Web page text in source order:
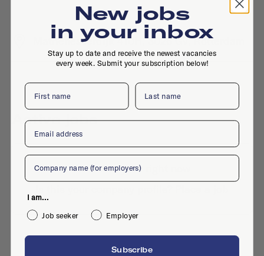
Mathenesserdijk 410H, 3026 GV, Rotterdam
Active jobs
No active jobs right now
New jobs
in your inbox
Stay up to date and receive the newest vacancies
every week. Submit your subscription below!
First name Last name
Email
Company
I am...
Job seeker
Employer
Subscribe